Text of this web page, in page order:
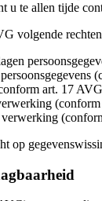
u te allen tijde
volgende
art. 17
verwerking
op